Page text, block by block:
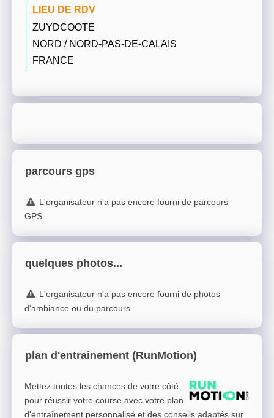
LIEU DE RDV
ZUYDCOOTE
NORD / NORD-PAS-DE-CALAIS
FRANCE
parcours gps
L'organisateur n'a pas encore fourni de parcours
GPS.
quelques photos...
L'organisateur n'a pas encore fourni de photos
d'ambiance ou du parcours.
plan d'entrainement (RunMotion)
Mettez toutes les chances de votre côté
pour réussir votre course avec votre plan
d'entraînement personnalisé et des conseils adaptés sur